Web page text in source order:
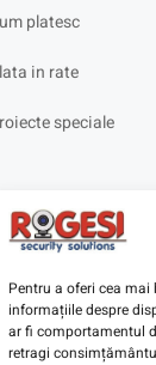
Pentru a oferi cea
informațiile despre
ar fi comportamentul
retragi
platesc
in rate
speciale